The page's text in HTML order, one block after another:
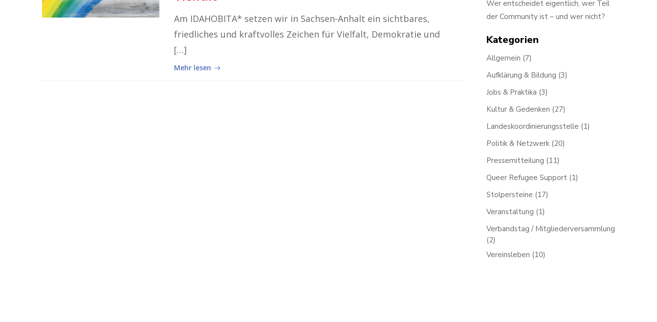
Am IDAHOBITA* setzen wir in Sachsen-Anhalt ein sichtbares,
friedliches und kraftvolles Zeichen für Vielfalt, Demokratie und
[…]
Mehr lesen
Wer entscheidet eigentlich, wer Teil
der Community ist – und wer nicht?
Kategorien
Allgemein (7)
Aufklärung & Bildung (3)
Jobs & Praktika (3)
Kultur & Gedenken (27)
Landeskoordinierungsstelle (1)
Politik & Netzwerk (20)
Pressemitteilung (11)
Queer Refugee Support (1)
Stolpersteine (17)
Veranstaltung (1)
Verbandstag / Mitgliederversammlung
(2)
Vereinsleben (10)